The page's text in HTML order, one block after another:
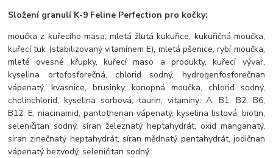
Složení granulí K-9 Feline Perfection pro kočky:
moučka z kuřecího masa, mletá žlutá kukuřice, kukuřičná moučka,
kuřecí tuk (stabilizovaný vitamínem E), mletá pšenice, rybí moučka,
mleté ovesné křupky, kuřecí maso a produkty, kuřecí vývar,
kyselina ortofosforečná, chlorid sodný, hydrogenfosforečnan
vápenatý, kvasnice, brusinky, konopná moučka, chlorid sodný,
cholinchlorid, kyselina sorbová, taurin, vitamíny: A, B1, B2, B6,
B12, E, niacinamid, pantothenan vápenatý, kyselina listová, biotin,
seleničitan sodný, síran železnatý heptahydrát, oxid manganatý,
síran zinečnatý heptahydrát, síran mědnatý pentahydrát, jodičnan
vápenatý bezvodý, seleničitan sodný.